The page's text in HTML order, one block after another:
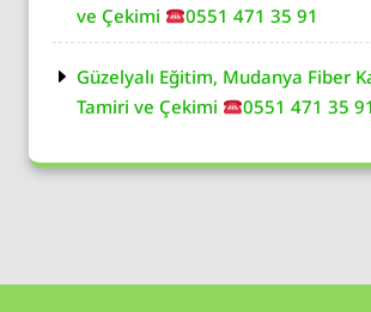
ve Çekimi
0551 471 35 91
Güzelyalı Eğitim, Mudanya Fiber
Tamiri ve Çekimi
0551 471 35 91